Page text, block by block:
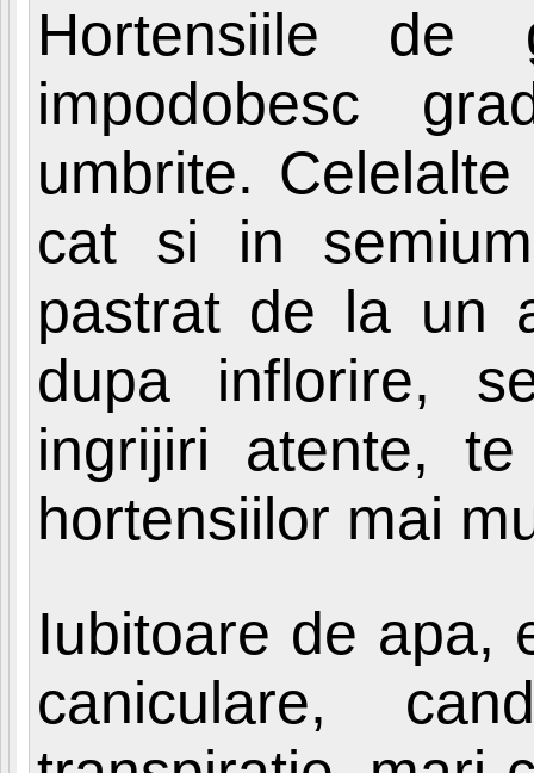
Hortensiile
impodobesc
umbrite.
cat si in
pastrat de la un
dupa inflorire,
ingrijiri atente,
hortensiilor mai
Iubitoare de apa,
caniculare,